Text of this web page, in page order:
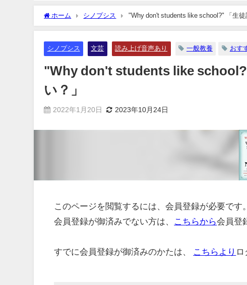
ホーム シノプシス "Why don't students like school?" 「生
シノプシス 文芸 読み上げ音声あり 一般教養 おす
"Why don't students like
い？」
2022年1月20日 2023年10月24日
このページを閲覧するには、会員登録が必要です。
会員登録が御済みでない方は、
こちらから会員登
すでに会員登録が御済みのかたは、 こちらより ロ